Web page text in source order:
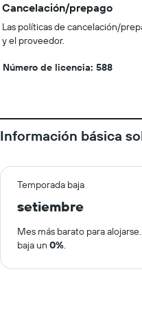
Cancelación/prepago
Las políticas de cancelación/
y el proveedor.
Número de licencia: 588
Información básica
Temporada baja
setiembre
Mes más barato para
baja un 0%.